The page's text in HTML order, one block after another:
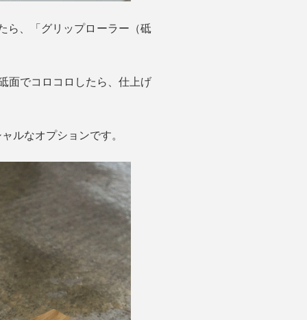
ら、「グリップローラー（砥
面でコロコロしたら、仕上げ
ルなオプションです。